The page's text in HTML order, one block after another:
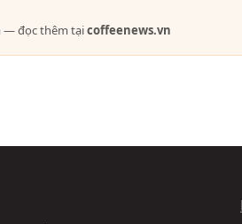
— đọc thêm tạicoffeenews.vn